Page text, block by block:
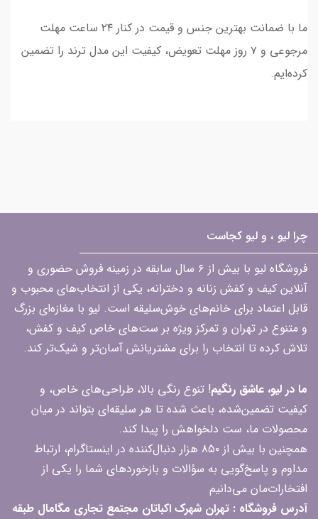
ما با ضمانت بهترین جنس و قیمت در کنار ۲۴ ساعت مهلت
مرجوعی و ۷ روز مهلت تعویض، کیفیت این مدل ترند را تضمین
کرده‌ایم.
چرا لیو ، و لیو کجاست
فروشگاه لیو با بیش از ۶ سال سابقه در زمینه فروش حضوری و
آنلاین کیف و کفش زنانه و دخترانه، یکی از انتخاب‌های محبوب و
قابل اعتماد برای خانم‌های خوش‌سلیقه است. لیو با مغازه‌ای بزرگ
و متنوع در تهران و تمرکز ویژه بر ست‌های خاص کیف و کفش،
تلاش کرده تا انتخاب را برای مشتریانش آسان‌تر و شیک‌تر کند.
ما در لیو، عاشق رنگیم! تنوع رنگی بالا، طراحی‌های خاص، و
کیفیت تضمین‌شده، باعث شده تا هر سلیقه‌ای بتواند در میان
محصولات ما، ست دلخواهش را پیدا کند.
همچنین با بیش از ۸۵۰ هزار دنبال‌کننده در اینستاگرام، ارتباط
مداوم و پاسخ‌گویی به سؤالات و بازخوردهای شما را یکی از
افتخارات‌مان می‌دانیم
آدرس فروشگاه : تهران شهرک اکباتان مجتمع تجاری مگامال طبقه